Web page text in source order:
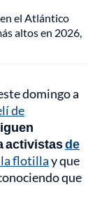
el Atlántico
altos en 2026,
domingo a
de
activistasde
la flotillay que
que